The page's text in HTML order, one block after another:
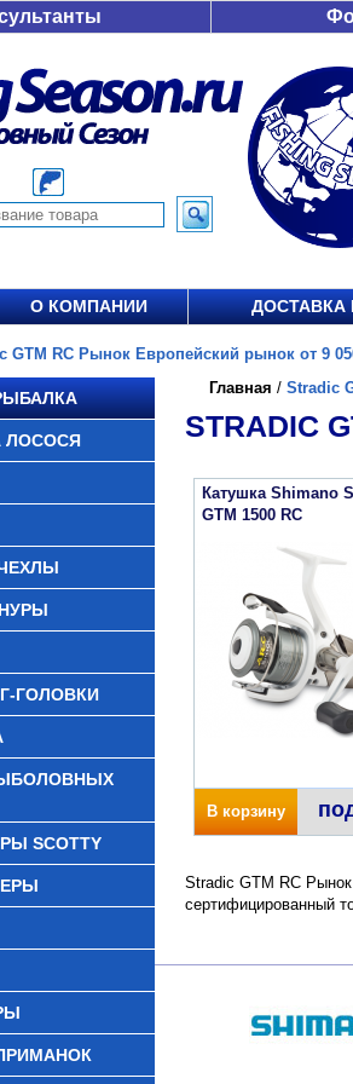
О КОМПАНИИ ДОСТАВКА
GTM RC Рынок Европейский рынок от 9
ЛОСОСЯ
ГОЛОВКИ
SCOTTY
Главная / Stradic
STRADIC
Катушка Shimano
GTM 1500 RC
В корзину
Stradic GTM RC
сертифицированный